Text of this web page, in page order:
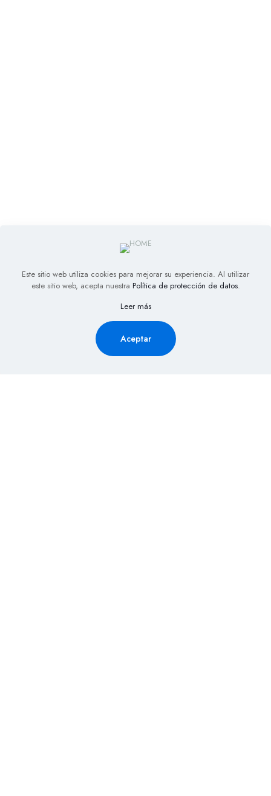
Este sitio web utiliza cookies para mejorar su experiencia. Al utilizar
este sitio web, acepta nuestra Política de protección de datos.
Leer más
Aceptar